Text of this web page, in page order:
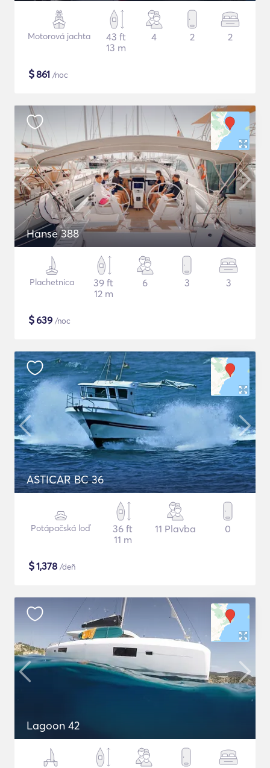
Motorová jachta
43 ft
13 m
4 2 2
$861 /noc
Hanse 388
Plachetnica
39 ft
12 m
6 3 3
$639 /noc
ASTICAR BC 36
Potápačská loď
36 ft
11 m
11 Plavba 0
$1,378 /deň
Lagoon 42